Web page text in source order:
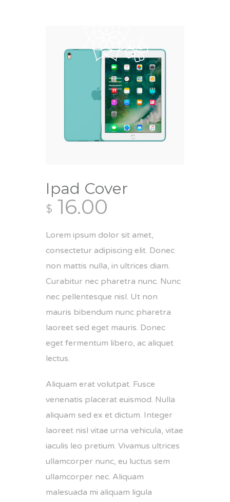
Ipad Cover
$ 16.00
Lorem ipsum dolor sit amet,
consectetur adipiscing elit. Donec
non mattis nulla, in ultrices diam.
Curabitur nec pharetra nunc. Nunc
nec pellentesque nisl. Ut non
mauris bibendum nunc pharetra
laoreet sed eget mauris. Donec
eget fermentum libero, ac aliquet
lectus.
Aliquam erat volutpat. Fusce
venenatis placerat euismod. Nulla
aliquam sed ex et dictum. Integer
laoreet nisl vitae urna vehicula, vitae
iaculis leo pretium. Vivamus ultrices
ullamcorper nunc, eu luctus sem
ullamcorper nec. Aliquam
malesuada mi aliquam ligula